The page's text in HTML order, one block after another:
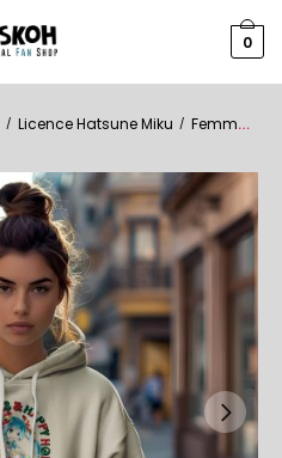
0
/ Licence Hatsune Miku / Femmes